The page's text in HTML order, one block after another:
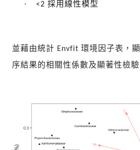
· <2 採用線性模型
並藉由統計 Envfit 環境因子表，
序結果的相關性係數及顯著性檢驗